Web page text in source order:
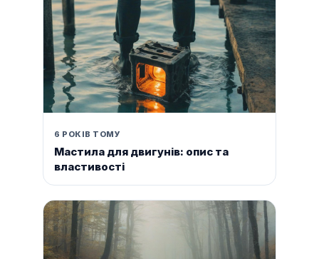
6 РОКІВ ТОМУ
Мастила для двигунів: опис та
властивості